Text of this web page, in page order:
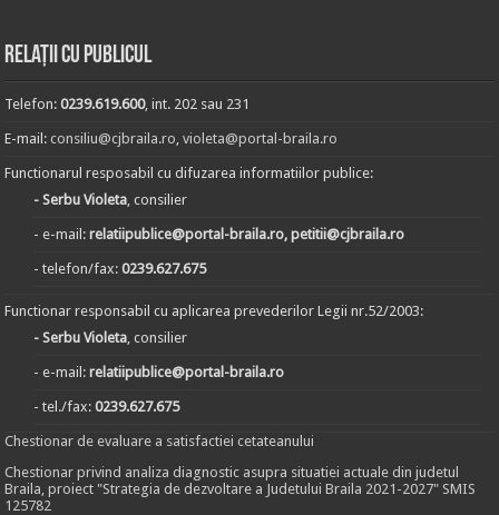
Relații cu publicul
Telefon:0239.619.600, int. 202 sau 231
E-mail:consiliu@cjbraila.ro,violeta@portal-braila.ro
Functionarul resposabil cu difuzarea informatiilor publice:
- Serbu Violeta, consilier
- e-mail:relatiipublice@portal-braila.ro, petitii@cjbraila.ro
- telefon/fax:0239.627.675
Functionar responsabil cu aplicarea prevederilor Legii nr.52/2003:
- Serbu Violeta, consilier
- e-mail:relatiipublice@portal-braila.ro
- tel./fax:0239.627.675
Chestionar de evaluare a satisfactiei cetateanului
Chestionar privind analiza diagnostic asupra situatiei actuale din judetul
Braila, proiect "Strategia de dezvoltare a Judetului Braila 2021-2027" SMIS
125782